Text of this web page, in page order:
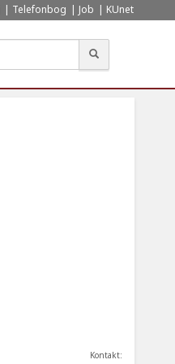
Telefonbog Job KUnet
Kontakt: